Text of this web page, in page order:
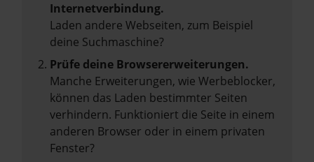
Internetverbindung.
Laden andere Webseiten, zum Beispiel
deine Suchmaschine?
Prüfe deine Browsererweiterungen.
Manche Erweiterungen, wie Werbeblocker,
können das Laden bestimmter Seiten
verhindern. Funktioniert die Seite in einem
anderen Browser oder in einem privaten
Fenster?